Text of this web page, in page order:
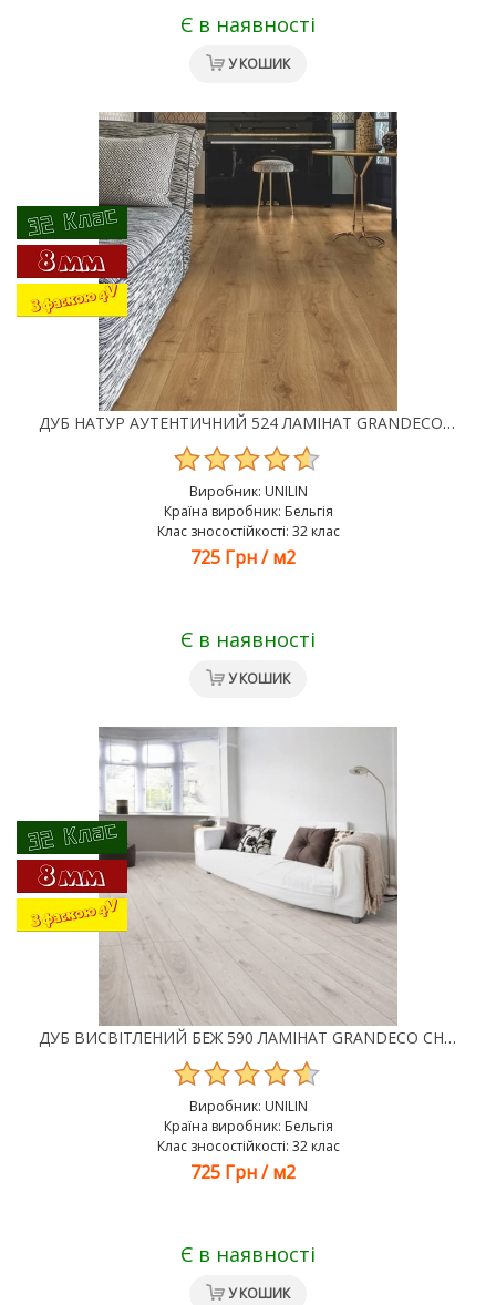
Є в наявності
У КОШИК
ДУБ НАТУР АУТЕНТИЧНИЙ 524 ЛАМІНАТ GRANDECO CHARME
Виробник: UNILIN
Країна виробник: Бельгія
Клас зносостійкості: 32 клас
725 Грн /м2
Є в наявності
У КОШИК
ДУБ ВИСВІТЛЕНИЙ БЕЖ 590 ЛАМІНАТ GRANDECO CHARME
Виробник: UNILIN
Країна виробник: Бельгія
Клас зносостійкості: 32 клас
725 Грн /м2
Є в наявності
У КОШИК